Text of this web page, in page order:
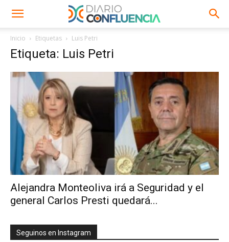
Inicio Etiquetas Luis Petri
Etiqueta: Luis Petri
Alejandra Monteoliva irá a Seguridad y el
general Carlos Presti quedará...
Seguinos en Instagram